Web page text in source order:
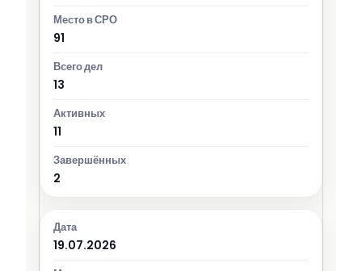
91
13
11
2
19.07.2026